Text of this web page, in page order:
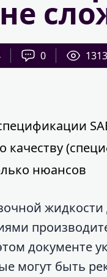
0 1313
нюансов
документе
могут быть